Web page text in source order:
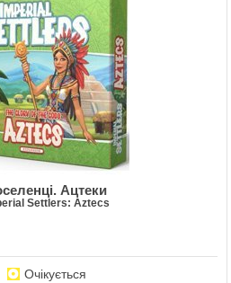
Ацтеки
Settlers: Aztecs
Очікується